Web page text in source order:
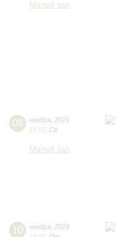
Малый зал
08 ноября 2023
19:00 Ср
Малый зал
10 ноября 2023